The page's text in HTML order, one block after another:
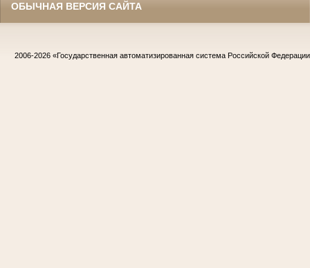
ОБЫЧНАЯ ВЕРСИЯ САЙТА
2006-2026 «Государственная автоматизированная система Российской